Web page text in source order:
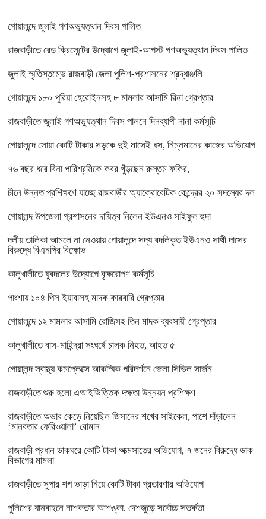
গোয়ালন্দে জুলাই গণঅভ্যুত্থান দিবস পালিত
রাজবাড়ীতে রেড ক্রিসেন্টের উদ্যোগে জুলাই-আগস্ট গণঅভ্যুত্থান দিবস পালিত
জুলাই স্মৃতিস্তম্ভে রাজবাড়ী জেলা পুলিশ-প্রশাসনের শ্রদ্ধাঞ্জলি
গোয়ালন্দে ১৮০ পুরিয়া হেরোইনসহ ৮ মামলার আসামি রিনা গ্রেপ্তার
রাজবাড়ীতে জুলাই গণঅভ্যুত্থান দিবস পালনে দিনব্যাপী নানা কর্মসূচি
গোয়ালন্দে সোয়া কোটি টাকার সড়কে দুই মাসেই ধস, নিম্নমানের কাজের অভিযোগ
৭৬ বছর ধরে বিনা পারিশ্রমিকে কবর খুঁড়ছেন রুস্তম ফকির,
চীনে উন্নত প্রশিক্ষণে যাচ্ছে রাজবাড়ীর অ্যাক্রোবেটিক কেন্দ্রের ২০ সদস্যের দল
গোয়ালন্দ উপজেলা প্রশাসনের দায়িত্ব নিলেন ইউএনও সাইফুল হুদা
দলীয় তালিকা আমলে না নেওয়ায় গোয়ালন্দে সদ্য বদলিকৃত ইউএনও সাথী দাসের
বিরুদ্ধে বিএনপির বিক্ষোভ
কালুখালীতে যুবদলের উদ্যোগে বৃক্ষরোপণ কর্মসূচি
পাংশায় ১০৪ পিস ইয়াবাসহ মাদক কারবারি গ্রেপ্তার
গোয়ালন্দে ১২ মামলার আসামি রোজিসহ তিন মাদক ব্যবসায়ী গ্রেপ্তার
কালুখালীতে বাস-মাহিন্দ্রা সংঘর্ষে চালক নিহত, আহত ৫
গোয়ালন্দ স্বাস্থ্য কমপ্লেক্সে আকস্মিক পরিদর্শনে জেলা সিভিল সার্জন
রাজবাড়ীতে শুরু হলো এআইভিত্তিক দক্ষতা উন্নয়ন প্রশিক্ষণ
রাজবাড়ীতে অভাব কেড়ে নিয়েছিল জিসানের শখের সাইকেল, পাশে দাঁড়ালেন
‘মানবতার ফেরিওয়ালা’ রোমান
রাজবাড়ী প্রধান ডাকঘরে কোটি টাকা আত্মসাতের অভিযোগ, ৭ জনের বিরুদ্ধে ডাক
বিভাগের মামলা
রাজবাড়ীতে সুপার শপ ভাড়া নিয়ে কোটি টাকা প্রতারণার অভিযোগ
পুলিশের যানবাহনে নাশকতার আশঙ্কা, দেশজুড়ে সর্বোচ্চ সতর্কতা